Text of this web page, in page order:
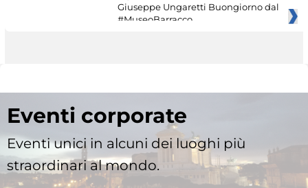
Giuseppe Ungaretti Buongiorno dal
#MuseoBarracco
Eventi corporate
Eventi unici in alcuni dei luoghi più
straordinari al mondo.